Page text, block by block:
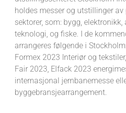
holdes messer og utstillinger
sektorer, som: bygg,
teknologi, og fiske. I de
arrangeres følgende i
Formex 2023 Interiør og
Fair 2023, Elfack 2023
internasjonal jernbanemesse
byggebransjearrangement.